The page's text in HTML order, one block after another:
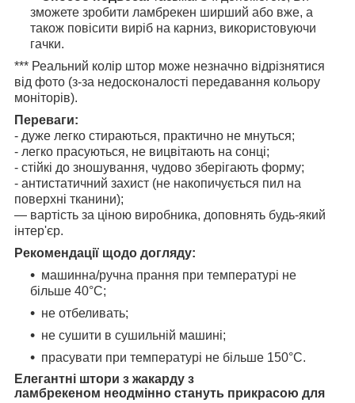
зможете зробити ламбрекен ширший або вже, а
також повісити виріб на карниз, використовуючи
гачки.
*** Реальний колір штор може незначно відрізнятися
від фото (з-за недосконалості передавання кольору
моніторів).
Переваги:
- дуже легко стираються, практично не мнуться;
- легко прасуються, не вицвітають на сонці;
- стійкі до зношування, чудово зберігають форму;
- антистатичний захист (не накопичується пил на
поверхні тканини);
— вартість за ціною виробника, доповнять будь-який
інтер'єр.
Рекомендації щодо догляду:
машинна/ручна прання при температурі не
більше 40°C;
не отбеливать;
не сушити в сушильній машині;
прасувати при температурі не більше 150°C.
Елегантні штори з жакарду з
ламбрекеном неодмінно стануть прикрасою для